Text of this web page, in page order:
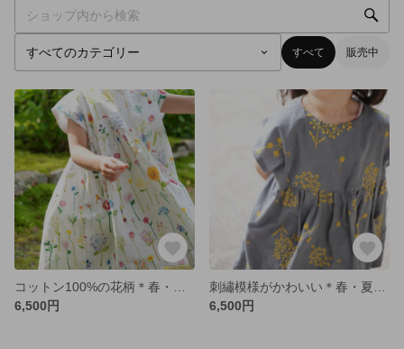
すべて 販売中
6,500円
6,500円